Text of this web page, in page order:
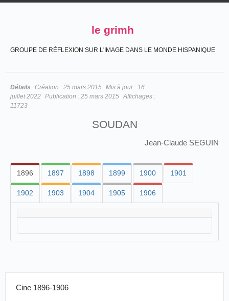
le grimh
GROUPE DE RÉFLEXION SUR L'IMAGE DANS LE MONDE HISPANIQUE
Détails Création : 25 mars 2015 Mis à jour : 16
juillet 2022 Publication : 25 mars 2015 Affichages :
11723
SOUDAN
Jean-Claude SEGUIN
1896 1897 1898 1899 1900 1901
1902 1903 1904 1905 1906
Cine 1896-1906